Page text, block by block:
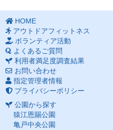
HOME
アウトドアフィットネス
ボランティア活動
よくあるご質問
利用者満足度調査結果
お問い合わせ
指定管理者情報
プライバシーポリシー
公園から探す
猿江恩賜公園
亀戸中央公園